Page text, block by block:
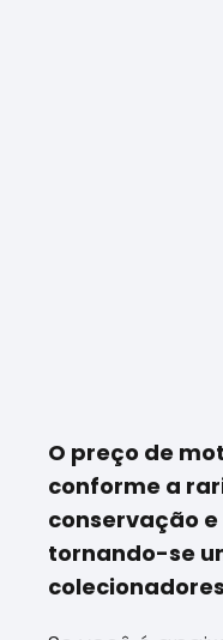
O preço de
conforme a
conservação
tornando-se